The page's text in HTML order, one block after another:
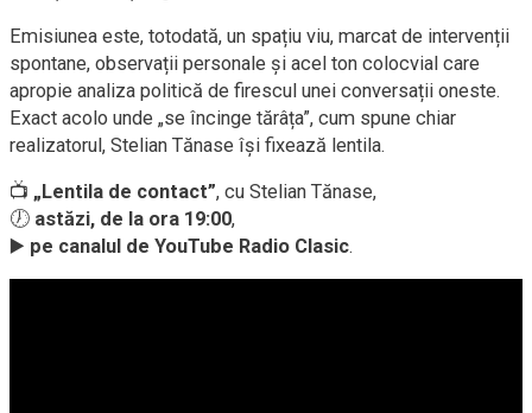
Emisiunea este, totodată, un spațiu viu, marcat de intervenții
spontane, observații personale și acel ton colocvial care
apropie analiza politică de firescul unei conversații oneste.
Exact acolo unde „se încinge tărâța”, cum spune chiar
realizatorul, Stelian Tănase își fixează lentila.
📺 „Lentila de contact”, cu Stelian Tănase,
🕖 astăzi, de la ora 19:00,
▶️ pe canalul de YouTube Radio Clasic.